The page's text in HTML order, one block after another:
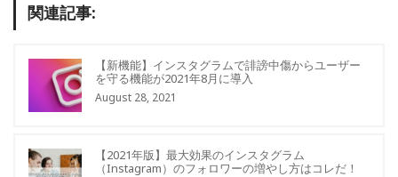
関連記事:
【新機能】インスタグラムで誹謗中傷からユーザー
を守る機能が2021年8月に導入
August 28, 2021
【2021年版】最大効果のインスタグラム
（Instagram）のフォロワーの増やし方はコレだ！